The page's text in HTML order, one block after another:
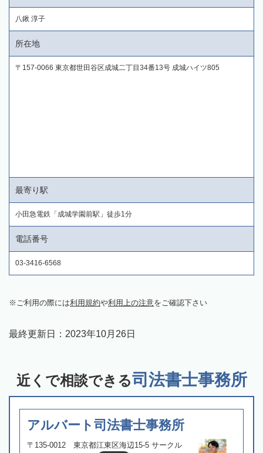
八鍬 淳子
所在地
〒157-0066 東京都世田谷区成城二丁目34番13号 成城ハイツ805
最寄り駅
小田急電鉄「成城学園前駅」徒歩1分
電話番号
03-3416-6568
ご利用の際には利用規約や利用上の注意をご確認下さい
最終更新日： 2023年10月26日
近くで相談できる司法書士事務所
アルバート司法書士事務所
〒135-0012 東京都江東区海辺15-5 サークル